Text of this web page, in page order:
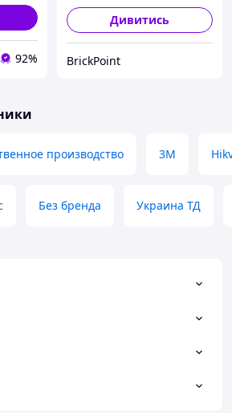
92%
Дивитись
BrickPoint
производство 3М
Без бренда Украина ТД